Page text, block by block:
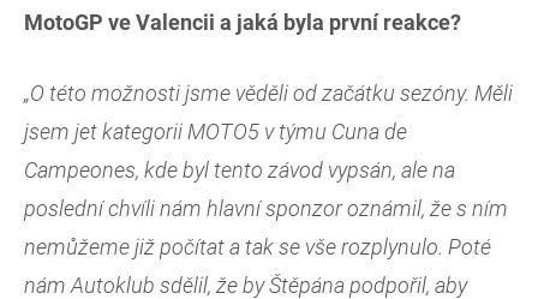
MotoGP ve Valencii a jaká byla první reakce?
„O této možnosti jsme věděli od začátku sezóny. Měli
jsem jet kategorii MOTO5 v týmu Cuna de
Campeones, kde byl tento závod vypsán, ale na
poslední chvíli nám hlavní sponzor oznámil, že s ním
nemůžeme již počítat a tak se vše rozplynulo. Poté
nám Autoklub sdělil, že by Štěpána podpořil, aby